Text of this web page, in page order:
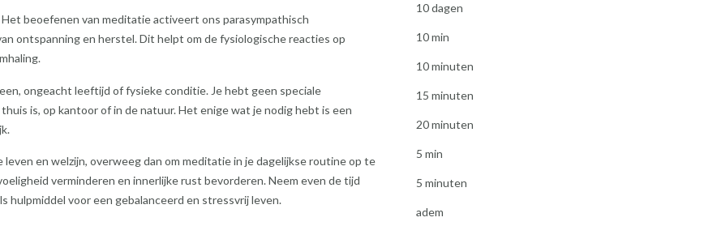
beoefenen van meditatie activeert ons parasympathisch
ontspanning en herstel. Dit helpt om de fysiologische reacties op
ongeacht leeftijd of fysieke conditie. Je hebt geen speciale
is, op kantoor of in de natuur. Het enige wat je nodig hebt is een
en welzijn, overweeg dan om meditatie in je dagelijkse routine op te
verminderen en innerlijke rust bevorderen. Neem even de tijd
hulpmiddel voor een gebalanceerd en stressvrij leven.
10 dagen
10 min
10 minuten
15 minuten
20 minuten
5 min
5 minuten
adem